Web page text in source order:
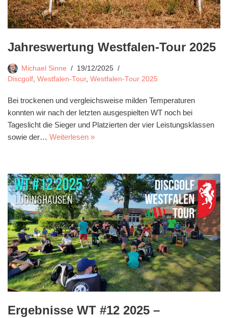
Jahreswertung Westfalen-Tour 2025
Michael Sinne
19/12/2025
Discgolf Westfalen-Tour, Westfalen-Tour 2025
Bei trockenen und vergleichsweise milden Temperaturen
konnten wir nach der letzten ausgespielten WT noch bei
Tageslicht die Sieger und Platzierten der vier Leistungsklassen
sowie der… Weiterlesen »
Ergebnisse WT #12 2025 –